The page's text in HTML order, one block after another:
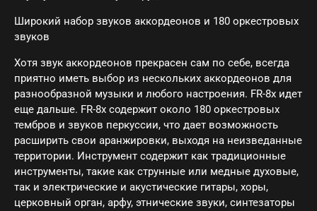
Широкий набор звуков аккордеонов и 180 оркестровых
звуков
Хотя звук аккордеонов прекрасен сам по себе, всегда
приятно иметь выбор из нескольких аккордеонов для
разнообразной музыки и любого настроения. FR-8x идет
еще дальше. FR-8x содержит около 180 оркестровых
тембров и звуков перкуссии, что дает возможность
расширить свои аранжировки, выходя на неизведанные
территории. Инструмент содержит как традиционные
инструменты, такие как струнные или медные духовые,
так и электрические и акустические гитары, хоры,
церковный орган, арфу, этнические звуки, синтезаторы